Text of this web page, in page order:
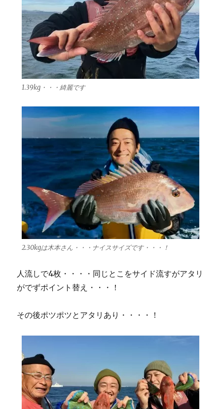
1.39kg・・・綺麗です
2.30kgは木本さん・・・ナイスサイズです・・・！
人流しで4枚・・・・同じとこをサイド流すがアタリ
がでずポイント替え・・・！
その後ポツポツとアタリあり・・・・！